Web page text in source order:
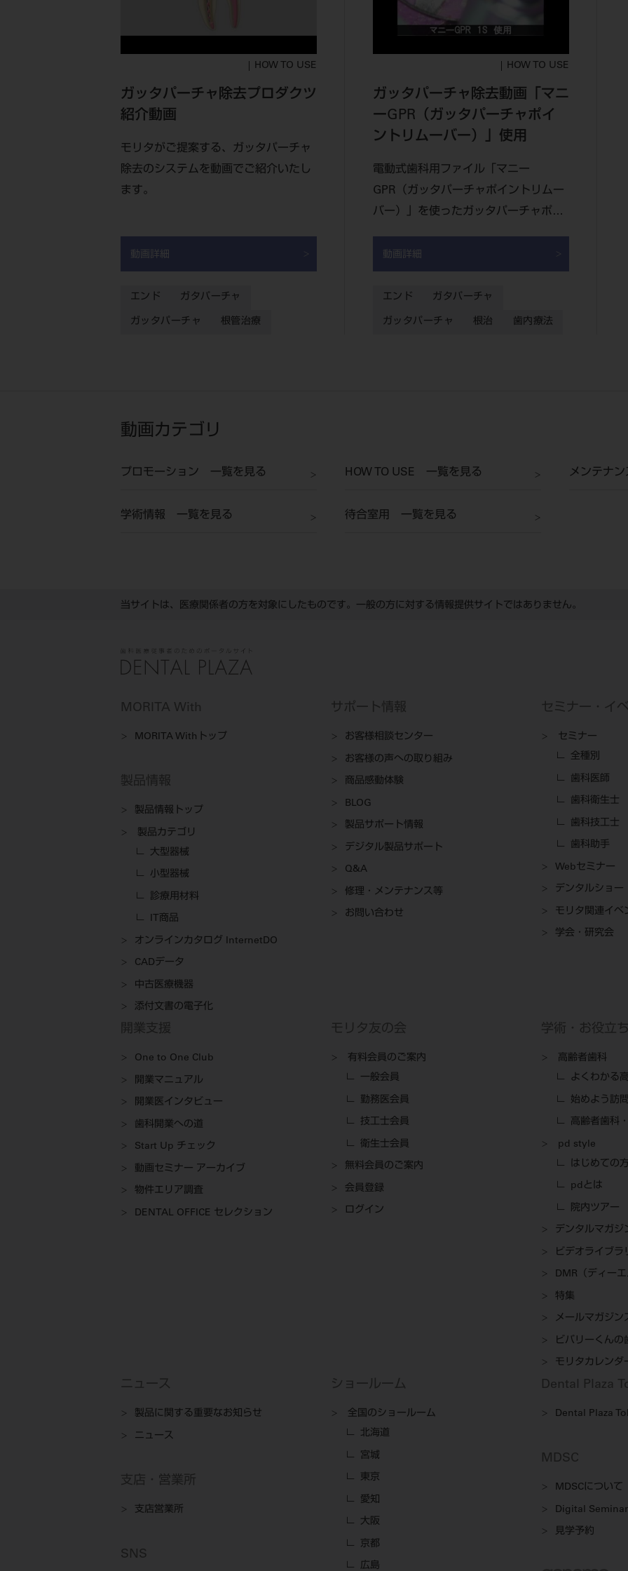
HOW TO USE
ガッタパーチャ除去プロダクツ
紹介動画
モリタがご提案する、ガッタパーチャ
除去のシステムを動画でご紹介いたし
ます。
動画詳細
エンド ガタパーチャ
ガッタパーチャ 根管治療
HOW TO USE
ガッタパーチャ除去動画「マニ
ーGPR（ガッタパーチャポイ
ントリムーバー）」使用
電動式歯科用ファイル「マニー
GPR（ガッタパーチャポイントリムー
バー）」を使ったガッタパーチャポイ
動画詳細
エンド ガタパーチャ
ガッタパーチャ 根治 歯内療法
動画カテゴリ
プロモーション 一覧を見る HOW TO USE 一覧を見る メンテナ
学術情報 一覧を見る 待合室用 一覧を見る
当サイトは、医療関係者の方を対象にしたものです。一般の方に対する情報提供サイトではありません。
MORITA With
MORITA Withトップ
製品情報
製品情報トップ
製品カテゴリ
大型器械
小型器械
診療用材料
IT商品
オンラインカタログ InternetDO
CADデータ
中古医療機器
添付文書の電子化
サポート情報
お客様相談センター
お客様の声への取り組み
商品感動体験
BLOG
製品サポート情報
デジタル製品サポート
Q&A
修理・メンテナンス等
お問い合わせ
セミナー・イ
セミナー
全種別
歯科医師
歯科衛生士
歯科技工士
歯科助手
Webセミナー
デンタルショー
モリタ関連イベ
学会・研究会
開業支援
One to One Club
開業マニュアル
開業医インタビュー
歯科開業への道
Start Up チェック
動画セミナー アーカイブ
物件エリア調査
DENTAL OFFICE セレクション
モリタ友の会
有料会員のご案内
一般会員
勤務医会員
技工士会員
衛生士会員
無料会員のご案内
会員登録
ログイン
学術・お役立
高齢者歯科
よくわかる
始めよう訪
高齢者歯科
pd style
はじめての
pdとは
院内ツアー
デンタルマガジ
ビデオライブラ
DMR（ディーエ
特集
メールマガジン
ビバリーくん
モリタカレンダ
ニュース
製品に関する重要なお知らせ
ニュース
支店・営業所
支店営業所
SNS
ショールーム
全国のショールーム
北海道
宮城
東京
愛知
大阪
京都
広島
Dental Plaza
Dental Plaza
MDSC
MDSCについて
Digital Seminar
見学予約